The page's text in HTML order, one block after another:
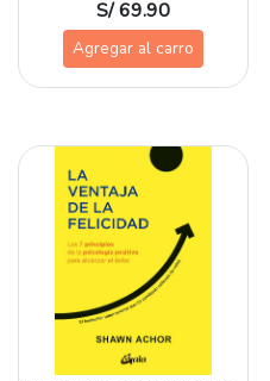
S/ 69.90
Agregar al carro